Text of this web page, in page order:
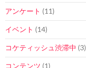
アンケート (11)
イベント (14)
コケティッシュ渋滞中 (3)
コンテンツ (1)